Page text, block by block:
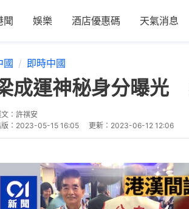
聞 娛樂 酒店優惠碼 天氣消息
國 即時中國
成運神秘身分曝光
： 許祺安
： 2023-05-15 16:05 更新： 2023-06-12 12:06